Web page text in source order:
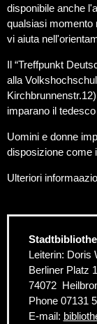
disponibile anche
qualsiasi momento
vi aiuta
Il “Treffpunkt
alla
imparano il
Uomini e donne
disposizione come
Ulteriori
Leiterin: Doris
Berliner Platz
74072
Phone 07131
E-mail: